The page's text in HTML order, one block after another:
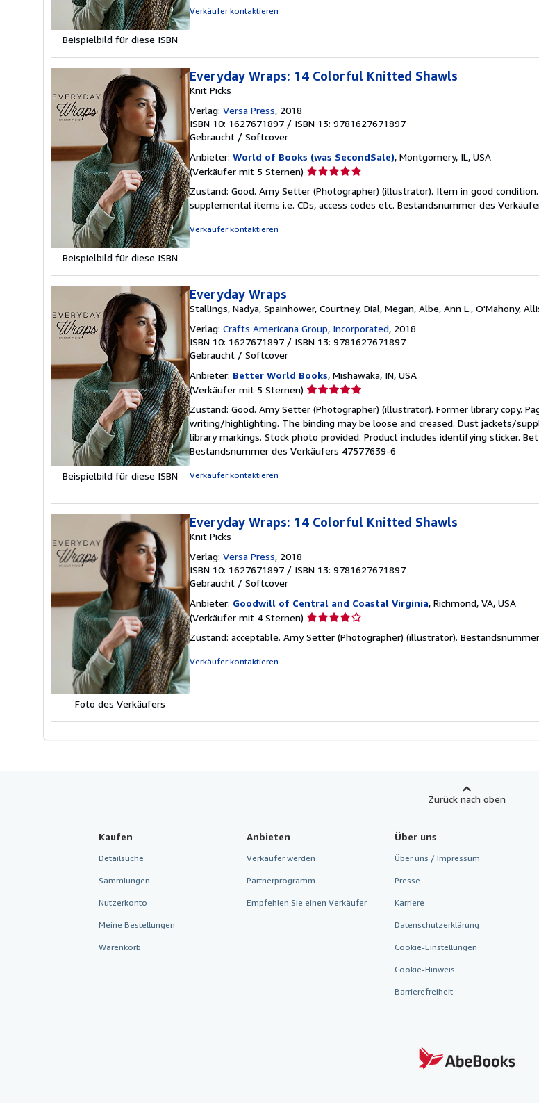
Beispielbild für diese ISBN
Verkäufer kontaktieren
Beispielbild für diese ISBN
Everyday Wraps: 14 Colorful Knitted Shawls
Knit Picks
Verlag: Versa Press, 2018
ISBN 10: 1627671897 / ISBN 13: 9781627671897
Gebraucht / Softcover
Anbieter: World of Books (was SecondSale), Montgomery, IL, USA
(Verkäufer mit 5 Sternen) Verkäuferbewertung
von
5
Zustand: Good. Amy Setter (Photographer) (illustrator). Item in good
supplemental items i.e. CDs, access codes etc. Bestandsnummer des
Verkäufer kontaktieren
Beispielbild für diese ISBN
Everyday Wraps
Stallings, Nadya, Spainhower, Courtney, Dial, Megan, Albe, Ann L., O'Mahony,
Verlag: Crafts Americana Group, Incorporated, 2018
ISBN 10: 1627671897 / ISBN 13: 9781627671897
Gebraucht / Softcover
Anbieter: Better World Books, Mishawaka, IN, USA
(Verkäufer mit 5 Sternen) Verkäuferbewertung
von
5
Sternen
Zustand: Good. Amy Setter (Photographer) (illustrator). Former library copy.
writing/highlighting. The binding may be loose and creased. Dust jackets/
library markings. Stock photo provided. Product includes identifying sticker.
Bestandsnummer des Verkäufers 47577639-6
Verkäufer kontaktieren
Foto des Verkäufers
Everyday Wraps: 14 Colorful Knitted Shawls
Knit Picks
Verlag: Versa Press, 2018
ISBN 10: 1627671897 / ISBN 13: 9781627671897
Gebraucht / Softcover
Anbieter: Goodwill of Central and Coastal Virginia, Richmond, VA, USA
(Verkäufer mit 4 Sternen) Verkäuferbewertung
von
Zustand: acceptable. Amy Setter (Photographer) (illustrator).
Verkäufer kontaktieren
Zurück nach oben
Kaufen
Detailsuche
Sammlungen
Nutzerkonto
Meine Bestellungen
Warenkorb
Anbieten
Verkäufer werden
Partnerprogramm
Empfehlen Sie einen Verkäufer
Über uns
Über uns / Impressum
Presse
Karriere
Datenschutzerklärung
Cookie-Einstellungen
Cookie-Hinweis
Barrierefreiheit